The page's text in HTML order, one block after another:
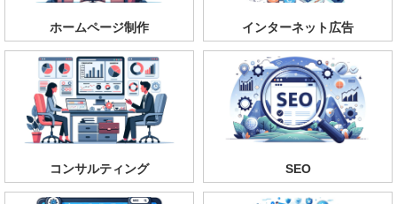
ホームページ制作 インターネット広告
コンサルティング SEO